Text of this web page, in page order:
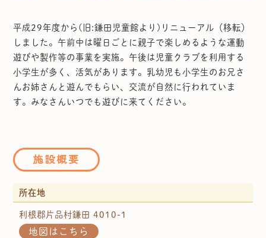
平成29年度から(旧:鎌田児童館より)リニューアル（移転）
しました。午前中は曜日ごとに親子で楽しめるような運動
遊びや製作等の事業を実施。午後は児童クラブを利用する
小学生が多く、活気があります。乳幼児も小学生のお兄さ
んお姉さんと遊んでもらい、交流が自然に行われていま
す。みなさんいつでも遊びに来てください。
施設概要
所在地
利根郡片品村鎌田 4010-1
地図はこちら